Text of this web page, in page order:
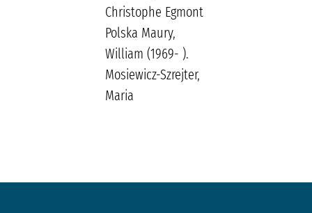
Christophe Egmont
Polska Maury,
William (1969- ).
Mosiewicz-Szrejter,
Maria